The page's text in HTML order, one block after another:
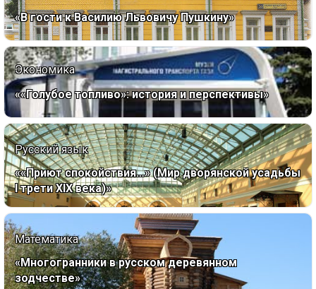
«В гости к Василию Львовичу Пушкину»
Экономика
««Голубое топливо»: история и перспективы»
Русский язык
««Приют спокойствия…» (Мир дворянской усадьбы
I трети XIX века)»
Математика
«Многогранники в русском деревянном
зодчестве»